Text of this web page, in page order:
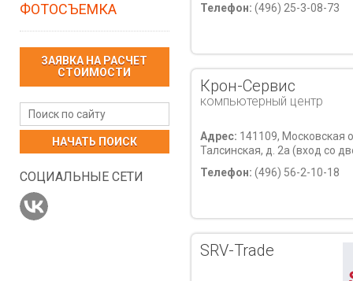
ФОТОСЪЕМКА
ЗАЯВКА НА РАСЧЕТ
СТОИМОСТИ
НАЧАТЬ ПОИСК
СОЦИАЛЬНЫЕ СЕТИ
Телефон: (496) 25-3-08-73
Крон-Сервис
компьютерный центр
Адрес: 141109, Московская
Талсинская, д. 2а (вход со
Телефон: (496) 56-2-10-18
SRV-Trade